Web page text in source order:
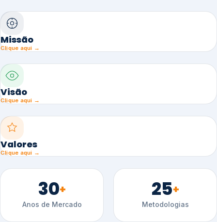
Missão
Clique aqui →
Visão
Clique aqui →
Valores
Clique aqui →
30+
Anos de Mercado
25+
Metodologias